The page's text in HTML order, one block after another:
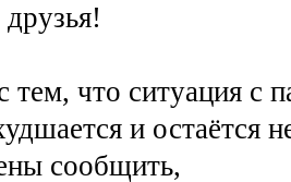
тем, что ситуация с
и остаётся
сообщить,